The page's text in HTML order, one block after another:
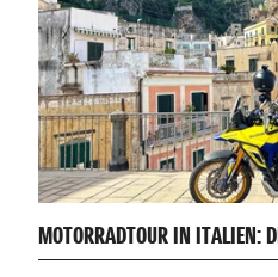
MOTORRADTOUR IN ITALIEN: